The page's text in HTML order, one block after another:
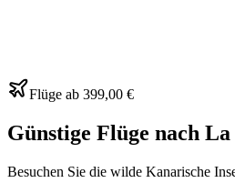
Flüge ab 399,00 €
Günstige Flüge nach
Besuchen Sie die wilde Kanarische